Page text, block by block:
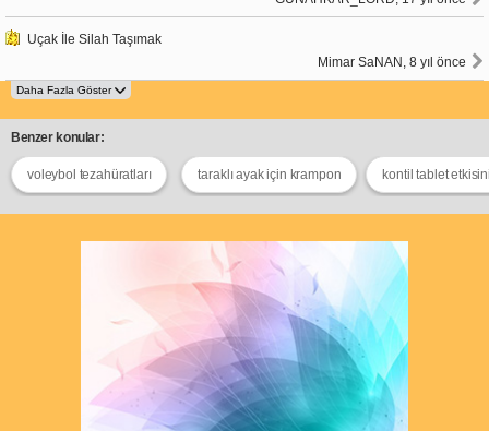
Uçak İle Silah Taşımak
Mimar SaNAN, 8 yıl önce
Benzer konular:
voleybol tezahüratları taraklı ayak için krampon kontil tablet